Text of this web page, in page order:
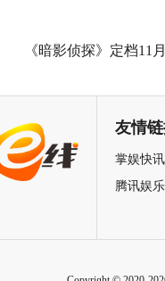
《暗影侦探》定档11
友情
掌娱快讯
腾讯娱乐